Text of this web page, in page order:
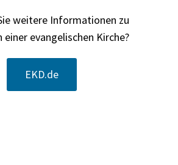
weitere Informationen zu
einer evangelischen Kirche?
EKD.de